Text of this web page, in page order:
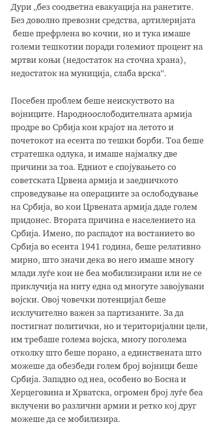
Дури „без соодветна евакуација на ранетите.
Без доволно превозни средства, артилеријата
беше префрлена во кочии, но и тука имаше
големи тешкотии поради големиот процент на
мртви коњи (недостаток на сточна храна),
недостаток на муниција, слаба врска“.
Посебен проблем беше неискуството на
војниците. Народноослободителната армија
продре во Србија кон крајот на летото и
почетокот на есента по тешки борби. Тоа беше
стратешка одлука, и имаше најмалку две
причини за тоа. Едниот е спојувањето со
советската Црвена армија и заедничкото
спроведување на операциите за ослободување
на Србија, во кои Црвената армија даде голем
придонес. Втората причина е населението на
Србија. Имено, по распадот на востанието во
Србија во есента 1941 година, беше релативно
мирно, што значи дека во него имаше многу
млади луѓе кои не беа мобилизирани или не се
приклучија на ниту една од многуте завојувани
војски. Овој човечки потенцијал беше
исклучително важен за партизаните. За да
постигнат политички, но и територијални цели,
им требаше голема војска, многу поголема
отколку што беше порано, а единствената што
можеше да обезбеди голем број војници беше
Србија. Западно од неа, особено во Босна и
Херцеговина и Хрватска, огромен број луѓе беа
вклучени во различни армии и ретко кој друг
можеше да се мобилизира.